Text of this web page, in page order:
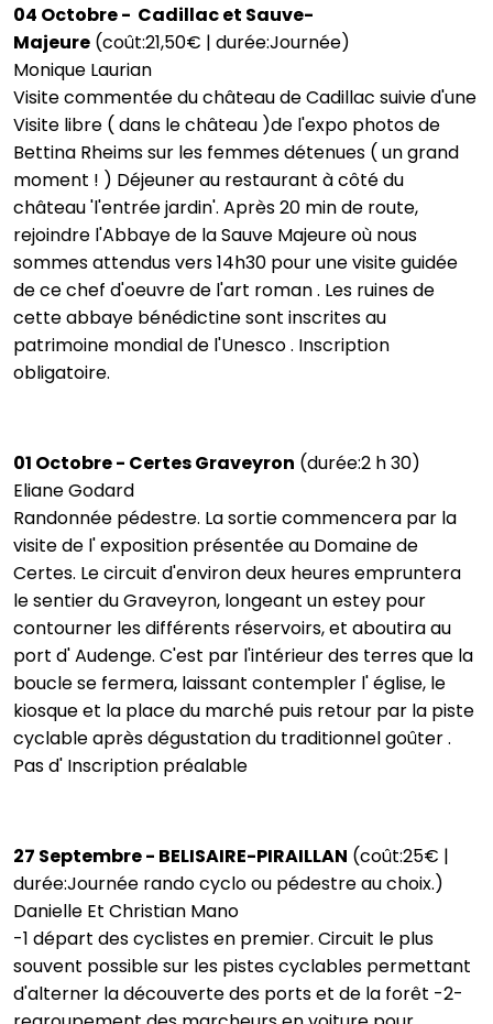
04 Octobre - Cadillac et Sauve-
Majeure (coût:21,50€ | durée:Journée)
Monique Laurian
Visite commentée du château de Cadillac suivie d'une
Visite libre ( dans le château )de l'expo photos de
Bettina Rheims sur les femmes détenues ( un grand
moment ! ) Déjeuner au restaurant à côté du
château 'l'entrée jardin'. Après 20 min de route,
rejoindre l'Abbaye de la Sauve Majeure où nous
sommes attendus vers 14h30 pour une visite guidée
de ce chef d'oeuvre de l'art roman . Les ruines de
cette abbaye bénédictine sont inscrites au
patrimoine mondial de l'Unesco . Inscription
obligatoire.
01 Octobre - Certes Graveyron (durée:2 h 30)
Eliane Godard
Randonnée pédestre. La sortie commencera par la
visite de l' exposition présentée au Domaine de
Certes. Le circuit d'environ deux heures empruntera
le sentier du Graveyron, longeant un estey pour
contourner les différents réservoirs, et aboutira au
port d' Audenge. C'est par l'intérieur des terres que la
boucle se fermera, laissant contempler l' église, le
kiosque et la place du marché puis retour par la piste
cyclable après dégustation du traditionnel goûter .
Pas d' Inscription préalable
27 Septembre - BELISAIRE-PIRAILLAN (coût:25€ |
durée:Journée rando cyclo ou pédestre au choix.)
Danielle Et Christian Mano
-1 départ des cyclistes en premier. Circuit le plus
souvent possible sur les pistes cyclables permettant
d'alterner la découverte des ports et de la forêt -2-